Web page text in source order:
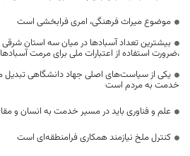
موضوع میراث فرهنگی، امری فرابخشی است
بیشترین تعداد آسبادها در میان سه استان
،ضرورت استفاده از اعتبارات ملی برای مرمت آسبادها
یکی از سیاست‌های اصلی جهاد دانشگاهی
خدمت به مردم است
علم و فناوری باید در مسیر خدمت به انسان و
کنترل ملخ نیازمند همکاری فرامنطقه‌ای است